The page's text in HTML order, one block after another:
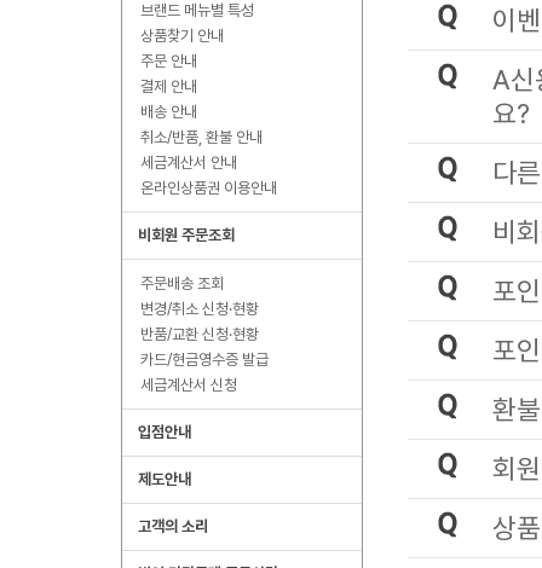
브랜드 메뉴별 특성
상품찾기 안내
주문 안내
결제 안내
배송 안내
취소/반품, 환불 안내
세금계산서 안내
온라인상품권 이용안내
비회원 주문조회
주문배송 조회
변경/취소 신청·현황
반품/교환 신청·현황
카드/현금영수증 발급
세금계산서 신청
입점안내
제도안내
고객의 소리
이
A신
요?
다
비
포
포
환
회
상